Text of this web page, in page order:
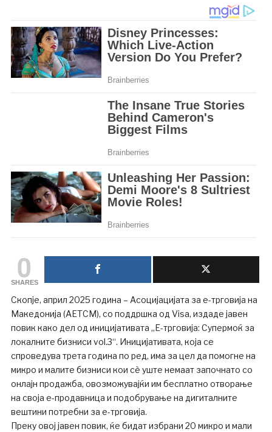
0
SHARES
Скопје, април 2025 година – Асоцијацијата за е-трговија на
Македонија (АЕТСМ), со поддршка од Visa, издаде јавен
повик како дел од иницијативата „Е-трговија: Супермоќ за
локалните бизниси vol.3“. Иницијативата, која се
спроведува трета година по ред, има за цел да помогне на
микро и малите бизниси кои сè уште немаат започнато со
онлајн продажба, овозможувајќи им бесплатно отворање
на своја е-продавница и подобрување на дигиталните
вештини потребни за е-трговија.
Преку овој јавен повик, ќе бидат избрани 20 микро и мали